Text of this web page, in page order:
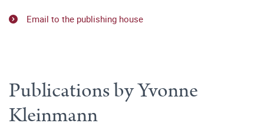
Email to the publishing house
Publications by Yvonne
Kleinmann